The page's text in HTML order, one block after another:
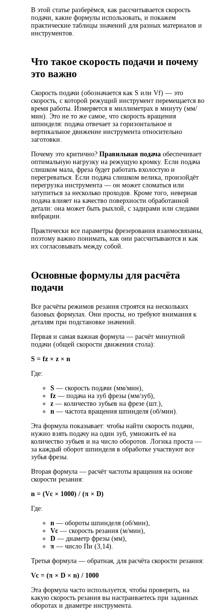
В этой статье разберёмся, как рассчитывается скорость
подачи, какие формулы использовать, и покажем
практические таблицы значений для разных материалов и
инструментов.
Что такое скорость подачи и почему
это важно
Скорость подачи (обозначается как S или Vf) — это
скорость, с которой режущий инструмент перемещается во
время работы. Измеряется в миллиметрах в минуту (мм/
мин). Это не то же самое, что скорость вращения
шпинделя: подача отвечает за горизонтальное и
вертикальное движение инструмента относительно
заготовки.
Почему это критично? Правильная подача обеспечивает
оптимальную нагрузку на режущую кромку. Если подача
слишком мала, фреза будет работать вхолостую и
перегреваться. Если подача слишком велика, произойдёт
перегрузка инструмента — он может сломаться или
затупиться за несколько проходов. Кроме того, неверная
подача влияет на качество поверхности обработанной
детали: она может быть рыхлой, с задирами или следами
вибрации.
Практически все параметры фрезерования взаимосвязаны,
поэтому важно понимать, как они рассчитываются и как
их согласовывать между собой.
Основные формулы для расчёта
подачи
Все расчёты режимов резания строятся на нескольких
базовых формулах. Они просты, но требуют внимания к
деталям при подстановке значений.
Первая и самая важная формула — расчёт минутной
подачи (общей скорости движения стола):
S = fz × z × n
Где:
S — скорость подачи (мм/мин),
fz — подача на зуб фрезы (мм/зуб),
z — количество зубьев на фрезе (шт.),
n — частота вращения шпинделя (об/мин).
Эта формула показывает: чтобы найти скорость подачи,
нужно взять подачу на один зуб, умножить её на
количество зубьев и на число оборотов. Логика проста —
за каждый оборот шпинделя в обработке участвуют все
зубья фрезы.
Вторая формула — расчёт частоты вращения на основе
скорости резания:
n = (Vc × 1000) / (π × D)
Где:
n — обороты шпинделя (об/мин),
Vc — скорость резания (м/мин),
D — диаметр фрезы (мм),
π — число Пи (3,14).
Третья формула — обратная, для расчёта скорости резания:
Vc = (π × D × n) / 1000
Эта формула часто используется, чтобы проверить, на
какую скорость резания вы настраиваетесь при заданных
оборотах и диаметре инструмента.